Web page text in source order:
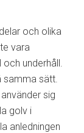
och olika
vara
underhåll.
samma sätt.
sig
golv i
anledningen